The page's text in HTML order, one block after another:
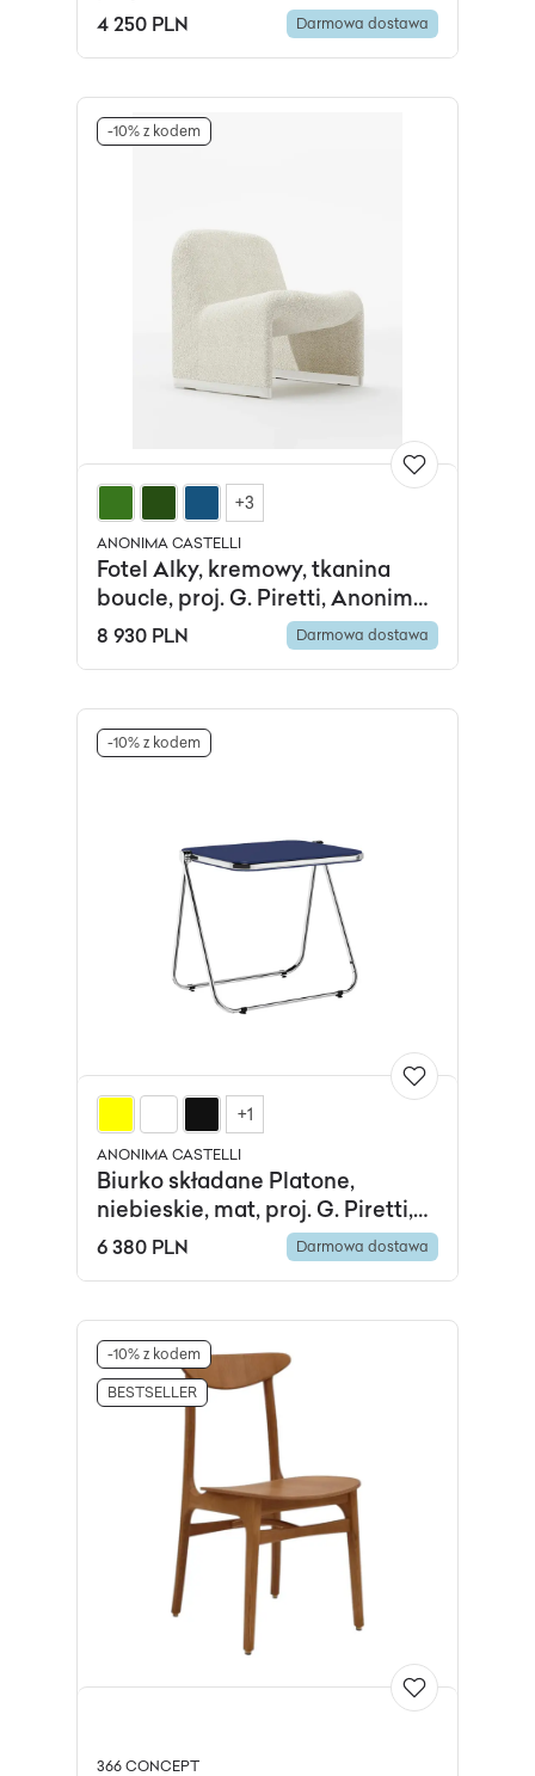
4 250 PLN Darmowa dostawa
-10% z kodem
+3
ANONIMA CASTELLI
Fotel Alky, kremowy, tkanina
boucle, proj. G. Piretti, Anonima
Castelli
8 930 PLN Darmowa dostawa
-10% z kodem
+1
ANONIMA CASTELLI
Biurko składane Platone,
niebieskie, mat, proj. G. Piretti,
Anonima Castelli
6 380 PLN Darmowa dostawa
-10% z kodem
BESTSELLER
366 CONCEPT